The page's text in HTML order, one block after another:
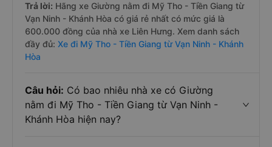
Trả lời: Hãng xe Giường nằm đi Mỹ Tho - Tiền Giang từ
Vạn Ninh - Khánh Hòa có giá rẻ nhất có mức giá là
600.000 đồng của nhà xe Liên Hưng. Xem danh sách
đầy đủ: Xe đi Mỹ Tho - Tiền Giang từ Vạn Ninh - Khánh
Hòa
Câu hỏi: Có bao nhiêu nhà xe có Giường
nằm đi Mỹ Tho - Tiền Giang từ Vạn Ninh -
Khánh Hòa hiện nay?